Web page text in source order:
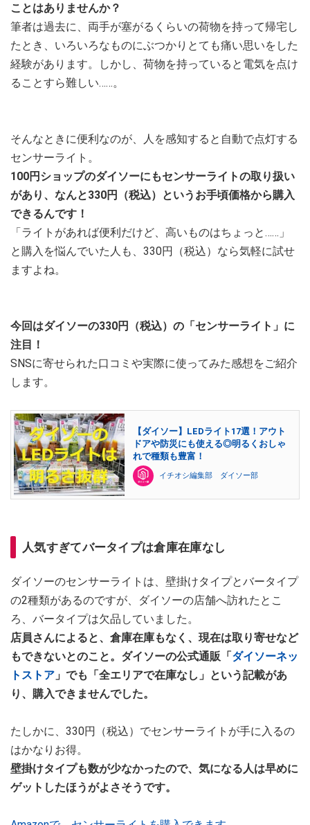
ことはありませんか？
筆者は過去に、両手が塞がるくらいの荷物を持って帰宅し
たとき、いろいろなものにぶつかりとても痛い思いをした
経験があります。しかし、荷物を持っていると電気を点け
ることすら難しい……。
そんなときに便利なのが、人を感知すると自動で点灯する
センサーライト。
100円ショップのダイソーにもセンサーライトの取り扱い
があり、なんと330円（税込）というお手頃価格から購入
できるんです！
「ライトがあれば便利だけど、高いものはちょっと……」
と購入を悩んでいた人も、330円（税込）なら気軽に試せ
ますよね。
今回はダイソーの330円（税込）の「センサーライト」に
注目！
SNSに寄せられた口コミや実際に使ってみた感想をご紹介
します。
【ダイソー】LEDライト17選！アウト
ドアや防災にも使える◎明るくおしゃ
れで種類も豊富！
イチオシ編集部 ダイソー部
人気すぎてバータイプは倉庫在庫なし
ダイソーのセンサーライトは、壁掛けタイプとバータイプ
の2種類があるのですが、ダイソーの店舗へ訪れたとこ
ろ、バータイプは欠品していました。
店員さんによると、倉庫在庫もなく、現在は取り寄せなど
もできないとのこと。ダイソーの公式通販「 ダイソーネッ
トストア 」でも「全エリアで在庫なし」という記載があ
り、購入できませんでした。
たしかに、330円（税込）でセンサーライトが手に入るの
はかなりお得。
壁掛けタイプも数が少なかったので、気になる人は早めに
ゲットしたほうがよさそうです。